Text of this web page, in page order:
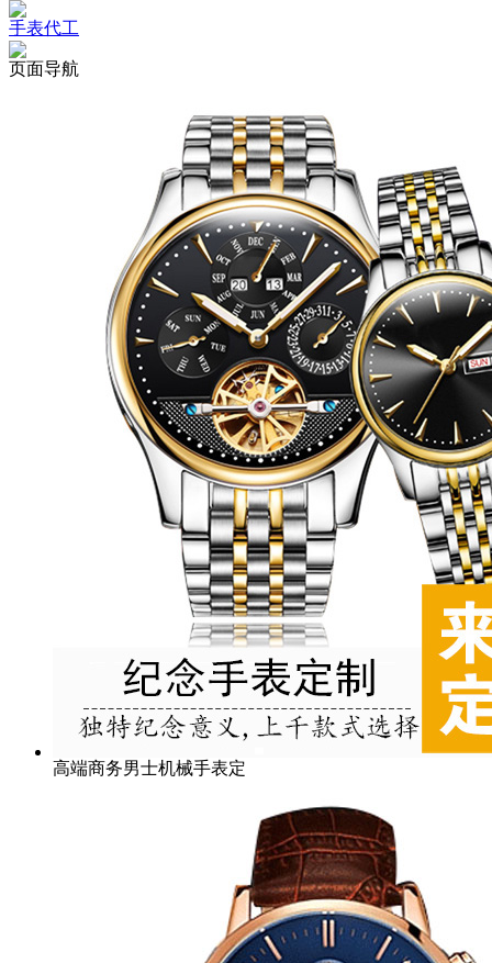
手表代工
页面导航
高端商务男士机械手表定